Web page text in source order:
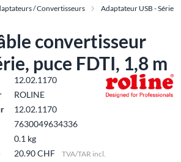
/ Convertisseurs Adaptateur USB - Série
convertisseur
puce FDTI, 1,8 m
12.02.1170
ROLINE
12.02.1170
7630049634336
0.1 kg
20.90 CHF TVA/TAR incl.